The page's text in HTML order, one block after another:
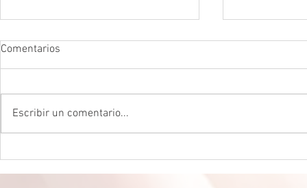
Comentarios
Escribir un comentario...